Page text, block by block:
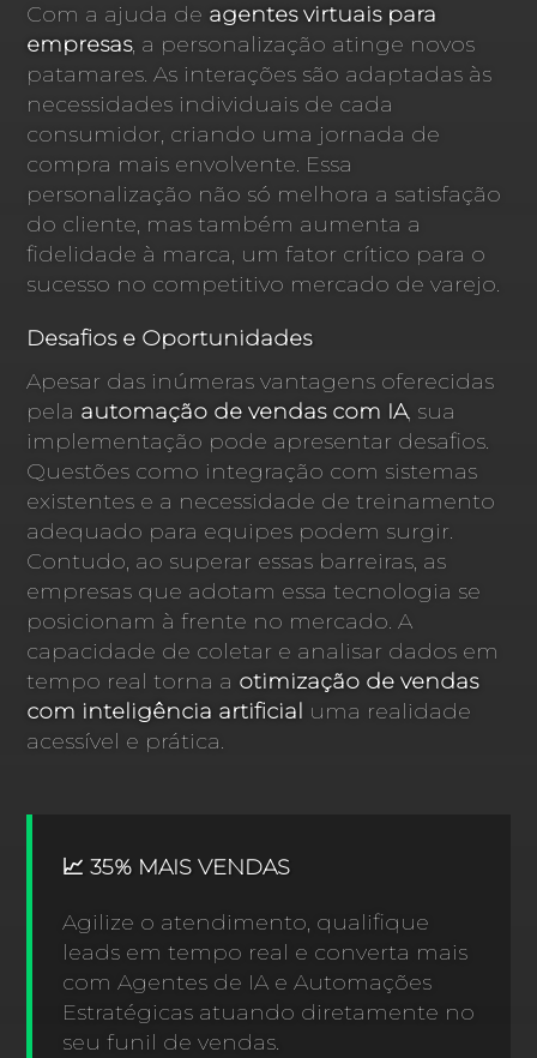
Com a ajuda de agentes virtuais para
empresas, a personalização atinge novos
patamares. As interações são adaptadas às
necessidades individuais de cada
consumidor, criando uma jornada de
compra mais envolvente. Essa
personalização não só melhora a satisfação
do cliente, mas também aumenta a
fidelidade à marca, um fator crítico para o
sucesso no competitivo mercado de varejo.
Desafios e Oportunidades
Apesar das inúmeras vantagens oferecidas
pela automação de vendas com IA, sua
implementação pode apresentar desafios.
Questões como integração com sistemas
existentes e a necessidade de treinamento
adequado para equipes podem surgir.
Contudo, ao superar essas barreiras, as
empresas que adotam essa tecnologia se
posicionam à frente no mercado. A
capacidade de coletar e analisar dados em
tempo real torna a otimização de vendas
com inteligência artificial uma realidade
acessível e prática.
📈 35% MAIS VENDAS
Agilize o atendimento, qualifique
leads em tempo real e converta mais
com Agentes de IA e Automações
Estratégicas atuando diretamente no
seu funil de vendas.